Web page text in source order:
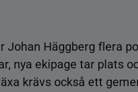
Johan Häggberg flera
nya ekipage tar plats
krävs också ett